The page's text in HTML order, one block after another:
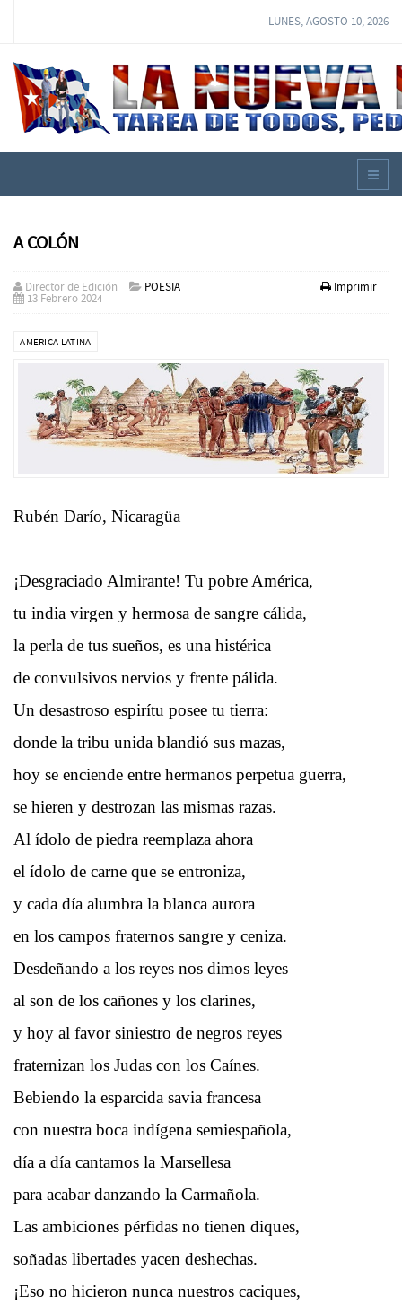
LUNES, AGOSTO 10, 2026
A COLÓN
Imprimir
Director de Edición POESIA
13 Febrero 2024
AMERICA LATINA
Rubén Darío, Nicaragüa
¡Desgraciado Almirante! Tu pobre América,
tu india virgen y hermosa de sangre cálida,
la perla de tus sueños, es una histérica
de convulsivos nervios y frente pálida.
Un desastroso espirítu posee tu tierra:
donde la tribu unida blandió sus mazas,
hoy se enciende entre hermanos perpetua guerra,
se hieren y destrozan las mismas razas.
Al ídolo de piedra reemplaza ahora
el ídolo de carne que se entroniza,
y cada día alumbra la blanca aurora
en los campos fraternos sangre y ceniza.
Desdeñando a los reyes nos dimos leyes
al son de los cañones y los clarines,
y hoy al favor siniestro de negros reyes
fraternizan los Judas con los Caínes.
Bebiendo la esparcida savia francesa
con nuestra boca indígena semiespañola,
día a día cantamos la Marsellesa
para acabar danzando la Carmañola.
Las ambiciones pérfidas no tienen diques,
soñadas libertades yacen deshechas.
¡Eso no hicieron nunca nuestros caciques,